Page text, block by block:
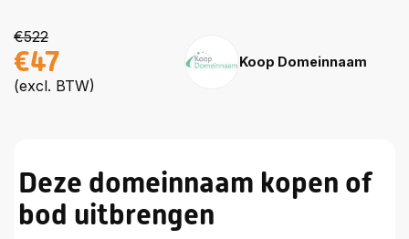
€522
€47
(excl. BTW)
Koop Domeinnaam
Deze domeinnaam kopen of
bod uitbrengen